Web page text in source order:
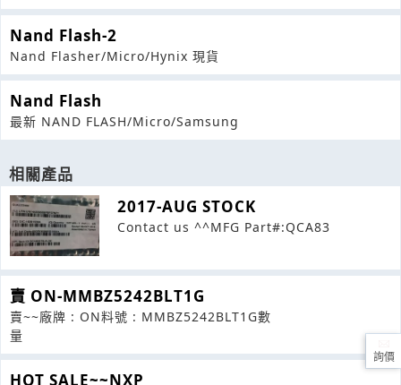
Nand Flash-2
Nand Flasher/Micro/Hynix 現貨
Nand Flash
最新 NAND FLASH/Micro/Samsung
相關產品
2017-AUG STOCK
Contact us ^^MFG Part#:QCA83
賣 ON-MMBZ5242BLT1G
賣~~廠牌 : ON料號 : MMBZ5242BLT1G數
量
HOT SALE~~NXP
詢價